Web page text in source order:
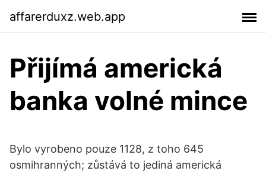
affarerduxz.web.app
Přijímá americká
banka volné mince
Bylo vyrobeno pouze 1128, z toho 645
osmihranných; zůstává to jediná americká